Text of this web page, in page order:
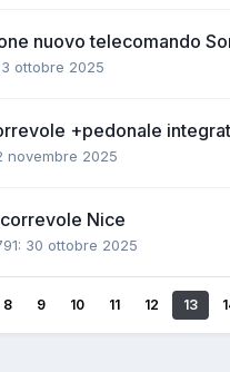
nuovo telecomando
ottobre 2025
+pedonale
novembre 2025
Nice
30 ottobre 2025
8 9 10 11 12 13